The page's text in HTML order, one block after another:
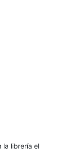
la librería el